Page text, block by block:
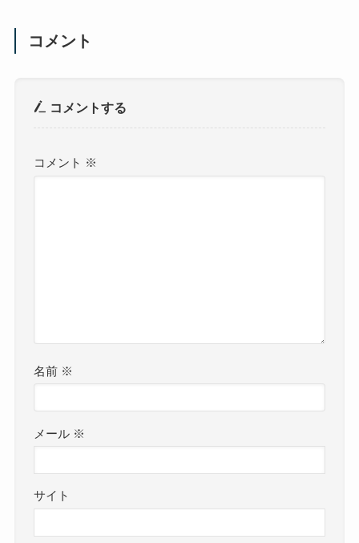
コメント
コメントする
コメント ※
名前 ※
メール ※
サイト